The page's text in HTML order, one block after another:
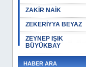
ZAKİR NAİK
ZEKERİYYA BEYAZ
ZEYNEP IŞIK
BÜYÜKBAY
HABER ARA